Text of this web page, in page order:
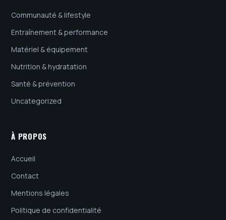
Communauté & lifestyle
Entraînement & performance
Matériel & équipement
Nutrition & hydratation
Santé & prévention
Uncategorized
À PROPOS
Accueil
Contact
Mentions légales
Politique de confidentialité